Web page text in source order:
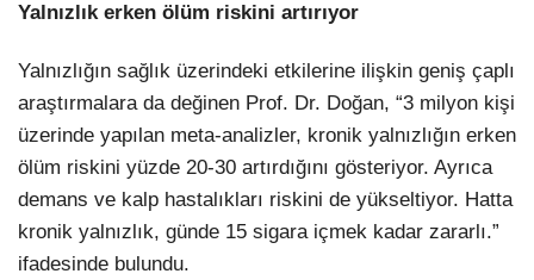
Yalnızlık erken ölüm riskini artırıyor
Yalnızlığın sağlık üzerindeki etkilerine ilişkin geniş çaplı
araştırmalara da değinen Prof. Dr. Doğan, “3 milyon kişi
üzerinde yapılan meta-analizler, kronik yalnızlığın erken
ölüm riskini yüzde 20-30 artırdığını gösteriyor. Ayrıca
demans ve kalp hastalıkları riskini de yükseltiyor. Hatta
kronik yalnızlık, günde 15 sigara içmek kadar zararlı.”
ifadesinde bulundu.